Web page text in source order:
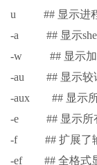
u ## 显示进程
-a ## 显示shell
-w ## 显示加
-au ## 显示较
-aux ## 显示所
-e ## 显示所有
-f ## 扩展了输
-ef ## 全格式